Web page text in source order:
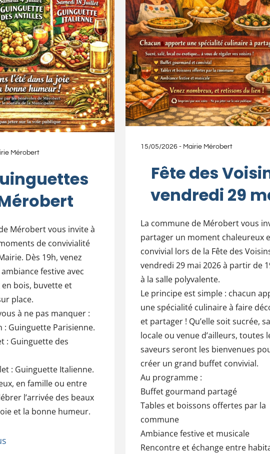
Mérobert
Mérobert vous invite à
de convivialité
Dès 19h, venez
festive avec
bois, buvette et
place.
à ne pas manquer :
: Guinguette Parisienne.
: Guinguette des
: Guinguette Italienne.
en famille ou entre
l’arrivée des beaux
et la bonne humeur.
15/05/2026 - Mairie Mérobert
Fête des
vendredi 29
La commune de Mérobert vous
partager un moment chaleureux
convivial lors de la Fête des
vendredi 29 mai 2026 à partir de
à la salle polyvalente.
Le principe est simple : chacun
une spécialité culinaire à faire
et partager ! Qu’elle soit sucrée,
locale ou venue d’ailleurs, toutes
saveurs seront les bienvenues
créer un grand buffet convivial.
Au programme :
Buffet gourmand partagé
Tables et boissons offertes par la
commune
Ambiance festive et musicale
Rencontre et échange entre